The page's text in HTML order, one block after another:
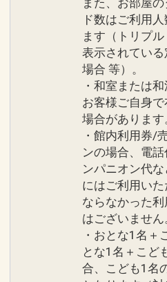
また、お部屋
ド数はご利用
ます（トリプ
表示されてい
場合 等）。
・和室または
お客様ご自身
場合があります
・館内利用券/
ンの場合、電
ンパニオン代
にはご利用い
ならなかった
はございません
・おとな1名＋
とな1名＋こど
合、こども1名